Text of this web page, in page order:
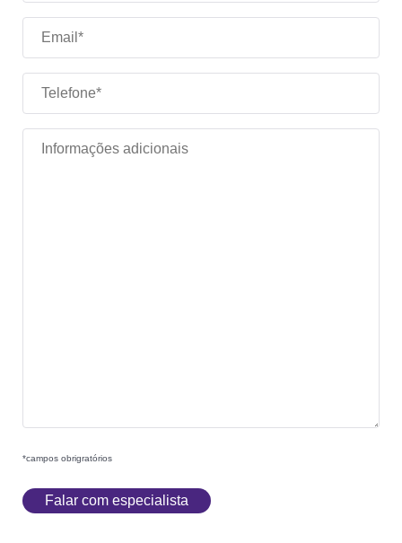
*campos obrigratórios